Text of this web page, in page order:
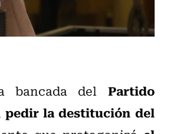
bancada del Partido
pedir la destitución del